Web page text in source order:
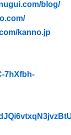
blog/
kanno.jp
7hXfbh-